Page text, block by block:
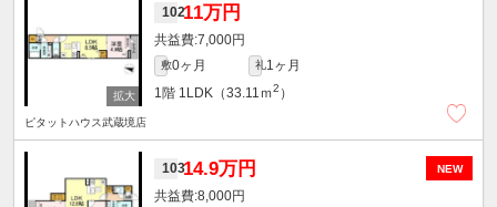
10211万円
7,000円
敷0ヶ月 礼1ヶ月
1階 1LDK（33.11ｍ2 ）
ピタットハウス武蔵境店
NEW
10314.9万円
8,000円